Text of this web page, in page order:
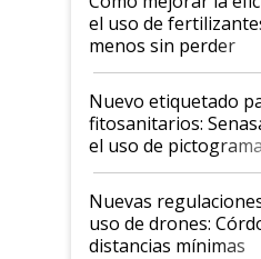
el uso de
menos sin perder
productividad en la
fina
Nuevo etiquetado
fitosanitarios:
el uso de
palabras de
indicaciones
Nuevas
uso de drones:
distancias mínimas